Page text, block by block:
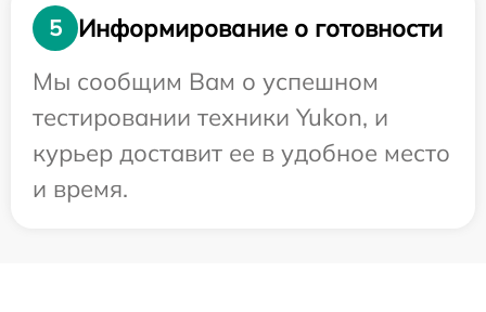
5
Информирование о готовности
Мы сообщим Вам о успешном
тестировании техники Yukon, и
курьер доставит ее в удобное место
и время.